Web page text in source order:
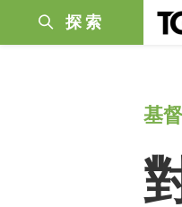
探索
基